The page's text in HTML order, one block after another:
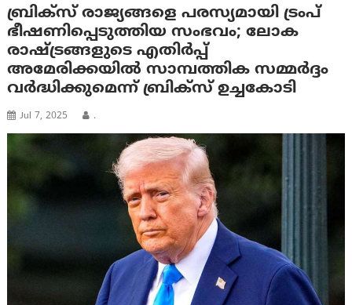
ബ്രിക്സ് രാജ്യങ്ങളെ പരസ്യമായി ട്രം‌പ്
ഭീഷണിപ്പെടുത്തിയ സംഭവം; ലോക
രാഷ്ട്രങ്ങളുടെ എതിര്‍പ്പ്
അമേരിക്കയില്‍ സാമ്പത്തിക സമ്മർദ്ദം
വർദ്ധിക്കുമെന്ന് ബ്രിക്സ് ഉച്ചകോടി
Jul 7, 2025 .